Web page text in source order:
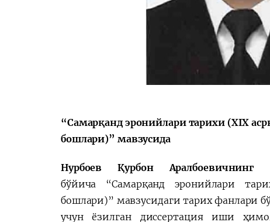
Zentralasien-China“Самарқанд эронийлари тарихи (ХIХ
бошлари)” мавзусида
Нурбоев Қурбон Аралбоевичнинг
бўйича “Самарқанд эронийлари
бошлари)” мавзусидаги тарих фанлари
учун ёзилган диссертация иши